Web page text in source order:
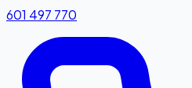
601 497 770